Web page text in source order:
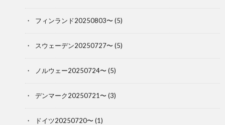
フィンランド20250803〜 (5)
スウェーデン20250727〜 (5)
ノルウェー20250724〜 (5)
デンマーク20250721〜 (3)
ドイツ20250720〜 (1)